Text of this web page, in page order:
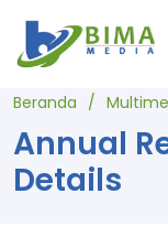
Beranda
Annual
Details